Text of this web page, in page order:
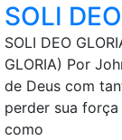
SOLI
SOLI DEO
GLORIA) Por
de Deus com
perder sua
como